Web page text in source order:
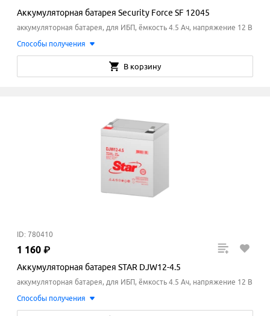
Аккумуляторная батарея Security Force SF 12045
аккумуляторная батарея, для ИБП, ёмкость 4.5 Ач, напряжение 12 В
Способы получения
В корзину
ID: 780410
1 160 ₽
Аккумуляторная батарея STAR DJW12-4.5
аккумуляторная батарея, для ИБП, ёмкость 4.5 Ач, напряжение 12 В
Способы получения